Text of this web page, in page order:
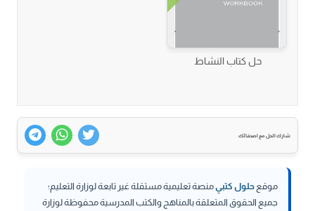
حل كتاب النشاط
شارك الحل مع اصدقائك
موقع حلول كتبيمنصة تعليمية مستقلة غير تابعة لوزارة التعليم؛
جميع الحقوق المتعلقة بالمناهج والكتب المدرسية محفوظة لوزارة